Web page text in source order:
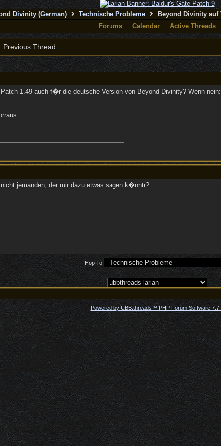
Divinity (German) Technische Probleme
Beyond Divinity auf
Forums
Calendar Active Threads
Previous Thread
1.49 auch f�r die deutsche Version von Beyond Divinity? Wenn
jemanden, der mir dazu etwas sagen k�nntr?
Hop To
Powered by UBB.threads™ PHP Forum Software